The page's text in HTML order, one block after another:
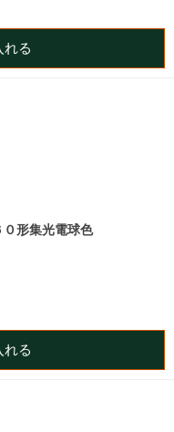
れる
形集光電球色
れる